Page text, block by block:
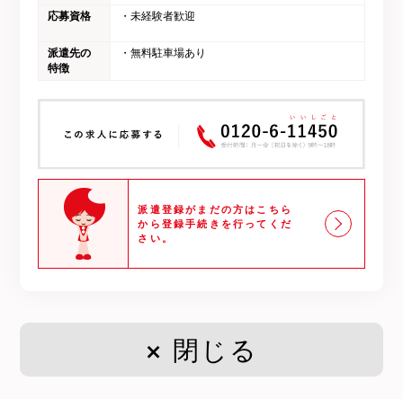
応募資格
・未経験者歓迎
派遣先の
特徴
・無料駐車場あり
派遣登録がまだの方は こちら
から登録手続きを行ってくだ
さい。
× 閉じる